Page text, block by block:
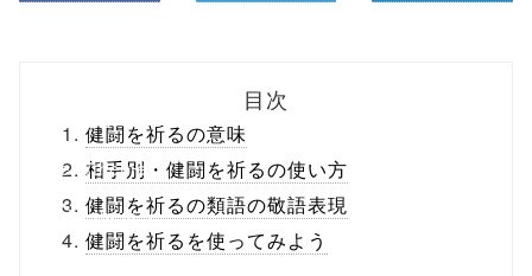
ml/wp-
content/themes
/tapbiz_theme/
parts/sns-
目次
健闘を祈るの意味
相手別・健闘を祈るの使い方
健闘を祈るの類語の敬語表現
健闘を祈るを使ってみよう